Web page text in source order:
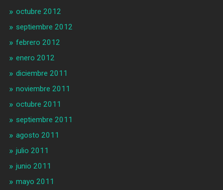
octubre 2012
septiembre 2012
febrero 2012
enero 2012
diciembre 2011
noviembre 2011
octubre 2011
septiembre 2011
agosto 2011
julio 2011
junio 2011
mayo 2011